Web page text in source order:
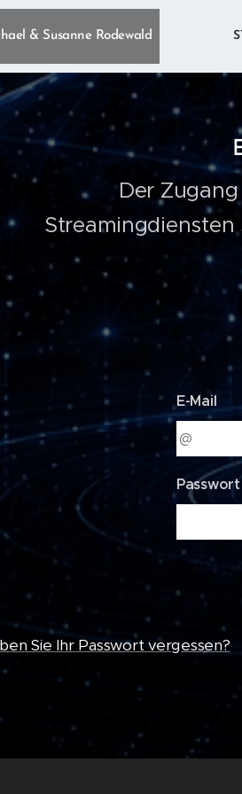
& Susanne Rodewald
Der
E-Mail
Passwort
Sie Ihr Passwort vergessen?